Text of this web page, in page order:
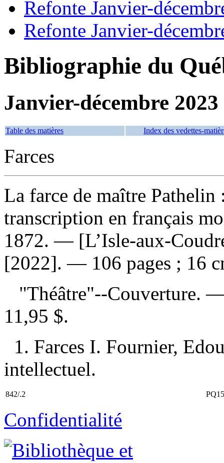
Refonte Janvier-
Refonte Janvier-
Bibliographie du
Janvier-décembre 2023
Table des matières Index des vedettes-
Farces
La farce de maître
transcription en français
1872. — [L’Isle-aux-
[2022]. — 106 pages ; 16
"Théâtre"--Couverture.
11,95 $.
1. Farces I. Fournier,
intellectuel.
842/.2
Confidentialité